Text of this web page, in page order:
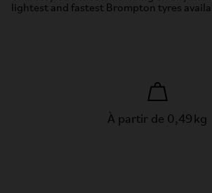
lightest and fastest Brompton tyres
À partir de 0,49 kg